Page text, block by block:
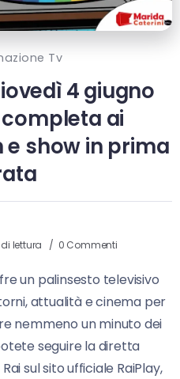
Tv
4 giugno
ai
show in prima
lettura 0 Commenti
un palinsesto televisivo
attualità e cinema per
nemmeno un minuto dei
seguire la diretta
sul sito ufficiale RaiPlay,